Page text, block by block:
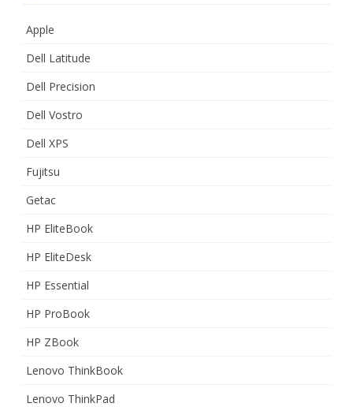
Apple
Dell Latitude
Dell Precision
Dell Vostro
Dell XPS
Fujitsu
Getac
HP EliteBook
HP EliteDesk
HP Essential
HP ProBook
HP ZBook
Lenovo ThinkBook
Lenovo ThinkPad